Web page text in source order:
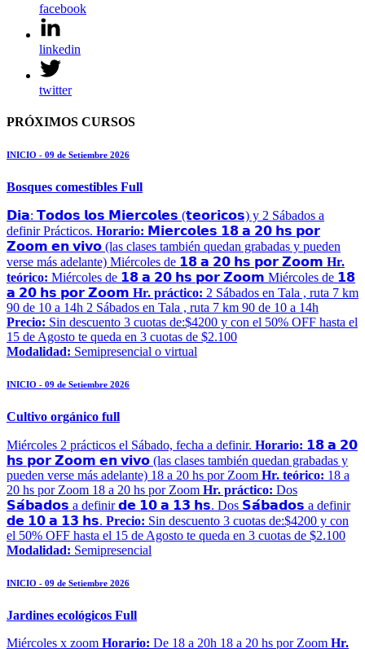
facebook
linkedin
twitter
PRÓXIMOS CURSOS
INICIO - 09 de Setiembre 2026
Bosques comestibles Full
𝗗𝗶𝗮: 𝗧𝗼𝗱𝗼𝘀 𝗹𝗼𝘀 𝗠𝗶𝗲𝗿𝗰𝗼𝗹𝗲𝘀 (𝘁𝗲𝗼𝗿𝗶𝗰𝗼𝘀) y 2 Sábados a
definir Prácticos. Horario: 𝗠𝗶𝗲𝗿𝗰𝗼𝗹𝗲𝘀 𝟭𝟴 𝗮 𝟮𝟬 𝗵𝘀 𝗽𝗼𝗿
𝗭𝗼𝗼𝗺 𝗲𝗻 𝘃𝗶𝘃𝗼 (las clases también quedan grabadas y pueden
verse más adelante) Miércoles de 𝟭𝟴 𝗮 𝟮𝟬 𝗵𝘀 𝗽𝗼𝗿 𝗭𝗼𝗼𝗺 Hr.
teórico: Miércoles de 𝟭𝟴 𝗮 𝟮𝟬 𝗵𝘀 𝗽𝗼𝗿 𝗭𝗼𝗼𝗺 Miércoles de 𝟭𝟴
𝗮 𝟮𝟬 𝗵𝘀 𝗽𝗼𝗿 𝗭𝗼𝗼𝗺 Hr. práctico: 2 Sábados en Tala , ruta 7 km
90 de 10 a 14h 2 Sábados en Tala , ruta 7 km 90 de 10 a 14h
Precio: Sin descuento 3 cuotas de:$4200 y con el 50% OFF hasta el
15 de Agosto te queda en 3 cuotas de $2.100
Modalidad: Semipresencial o virtual
INICIO - 09 de Setiembre 2026
Cultivo orgánico full
Miércoles 2 prácticos el Sábado, fecha a definir. Horario: 𝟭𝟴 𝗮 𝟮𝟬
𝗵𝘀 𝗽𝗼𝗿 𝗭𝗼𝗼𝗺 𝗲𝗻 𝘃𝗶𝘃𝗼 (las clases también quedan grabadas y
pueden verse más adelante) 18 a 20 hs por Zoom Hr. teórico: 18 a
20 hs por Zoom 18 a 20 hs por Zoom Hr. práctico: Dos
𝗦𝗮́𝗯𝗮𝗱𝗼𝘀 a definir 𝗱𝗲 𝟭𝟬 𝗮 𝟭𝟯 𝗵𝘀. Dos 𝗦𝗮́𝗯𝗮𝗱𝗼𝘀 a definir
𝗱𝗲 𝟭𝟬 𝗮 𝟭𝟯 𝗵𝘀. Precio: Sin descuento 3 cuotas de:$4200 y con
el 50% OFF hasta el 15 de Agosto te queda en 3 cuotas de $2.100
Modalidad: Semipresencial
INICIO - 09 de Setiembre 2026
Jardines ecológicos Full
Miércoles x zoom Horario: De 18 a 20h 18 a 20 hs por Zoom Hr.